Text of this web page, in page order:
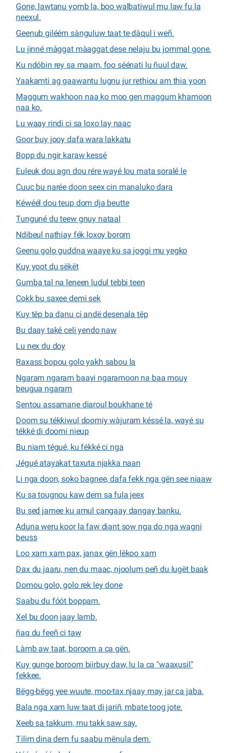
Gone, lawtanu yomb la, boo walbatiwul mu law fu la
neexul.
Geenub giléém sànguluw taat te dàqul i weñ.
Lu jinné màggat màaggat dese nelaju bu jommal gone.
Ku ndóbin rey sa maam, foo séénati lu ñuul daw.
Yaakamti ag gaawantu lugnu jur rethiou am thia yoon
Maggum wakhoon naa ko moo gen maggum khamoon
naa ko.
Lu waay rindi ci sa loxo lay naac
Goor buy jooy dafa wara lakkatu
Bopp du ngir karaw kessé
Euleuk dou agn dou rére wayé lou mata soralé le
Cuuc bu narée doon seex cin manaluko dara
Kéwéél dou teup dom dja beutte
Tunguné du teew gnuy nataal
Ndibeul nathiay fék loxoy borom
Geenu golo guddna waaye ku sa joggi mu yegko
Kuy yoot du sëkët
Gumba tal na leneen ludul tebbi teen
Cokk bu saxee demi sek
Kuy tëp ba danu ci andë desenala tëp
Bu daay také celi yendo naw
Lu nex du doy
Raxass bopou golo yakh sabou la
Ngaram ngaram baayi ngaramoon na baa mouy
beugua ngaram
Sentou assamane diaroul boukhane té
Doom su tékkiwul doomiy wàjuram késsé la, wayé su
tékké di doomi nieup
Bu niam tégué, ku fékké ci nga
Jégué atayakat taxuta njakka naan
Li nga doon, soko bagnee, dafa fekk nga gën see niaaw
Ku sa tougnou kaw dem sa fula jeex
Bu sed jamee ku amul cangaay dangay banku.
Aduna weru koor la faw diant sow nga do nga wagni
beuss
Loo xam xam pax, janax gën lëkoo xam
Dax du jaaru, nen du maac, njoolum peñ du lugët baak
Domou golo, golo rek ley done
Saabu du fóót boppam.
Xel bu doon jaay lamb.
ñaq du feeñ ci taw
Làmb aw taat, boroom a ca gën.
Kuy gunge boroom biirbuy daw, lu la ca "waaxusil"
fekkee.
Bëgg-bëgg yee wuute, moo-tax njaay may jar ca jaba.
Bala nga xam luw taat di jariñ, mbate toog jote.
Xeeb sa takkum, mu takk saw say.
Tilim dina dem fu saabu mënula dem.